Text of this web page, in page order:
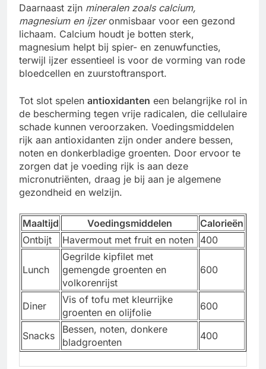
Daarnaast zijn mineralen zoals calcium,
magnesium en ijzeronmisbaar voor een gezond
lichaam. Calcium houdt je botten sterk,
magnesium helpt bij spier- en zenuwfuncties,
terwijl ijzer essentieel is voor de vorming van rode
bloedcellen en zuurstoftransport.
Tot slot spelen antioxidanten een belangrijke rol in
de bescherming tegen vrije radicalen, die cellulaire
schade kunnen veroorzaken. Voedingsmiddelen
rijk aan antioxidanten zijn onder andere bessen,
noten en donkerbladige groenten. Door ervoor te
zorgen dat je voeding rijk is aan deze
micronutriënten, draag je bij aan je algemene
gezondheid en welzijn.
Maaltijd Voedingsmiddelen
Calorieën
Ontbijt
Havermout met fruit en noten 400
Lunch
Gegrilde kipfilet met
gemengde groenten en
volkorenrijst
600
Diner
Vis of tofu met kleurrijke
groenten en olijfolie
600
Snacks
Bessen, noten, donkere
bladgroenten
400